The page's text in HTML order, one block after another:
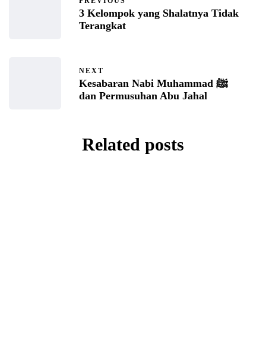
3 Kelompok yang Shalatnya Tidak
Terangkat
NEXT
Kesabaran Nabi Muhammad ﷺ
dan Permusuhan Abu Jahal
Related posts